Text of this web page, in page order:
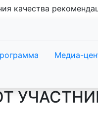
качества
Медиа-